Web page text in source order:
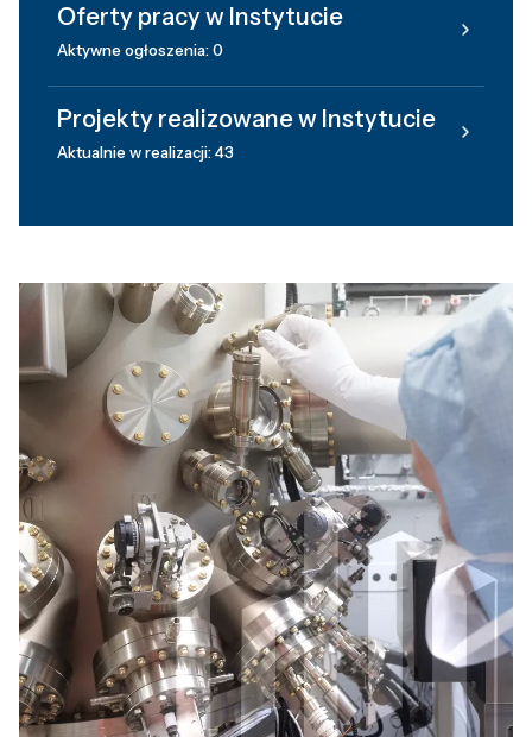
Oferty pracy w Instytucie
Aktywne ogłoszenia: 0
Projekty realizowane w Instytucie
Aktualnie w realizacji: 43